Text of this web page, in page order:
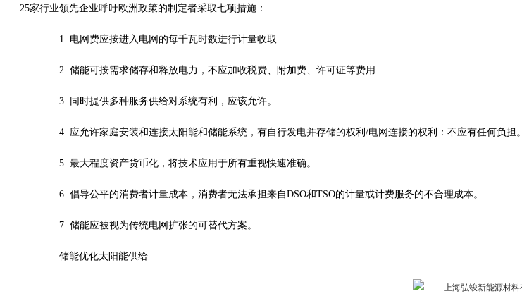
25家行业领先企业呼吁欧洲政策的制定者采取七项措施：
1. 电网费应按进入电网的每千瓦时数进行计量收取
2. 储能可按需求储存和释放电力，不应加收税费、附加费、许可证等费用
3. 同时提供多种服务供给对系统有利，应该允许。
4. 应允许家庭安装和连接太阳能和储能系统，有自行发电并存储的权利/电网连接的权利：不应有任何负担。
5. 最大程度资产货币化，将技术应用于所有重视快速准确。
6. 倡导公平的消费者计量成本，消费者无法承担来自DSO和TSO的计量或计费服务的不合理成本。
7. 储能应被视为传统电网扩张的可替代方案。
储能优化太阳能供给